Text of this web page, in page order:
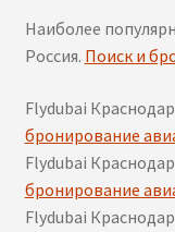
Наиболее
Россия. Поиск и
Flydubai
бронирование
Flydubai
бронирование
Flydubai